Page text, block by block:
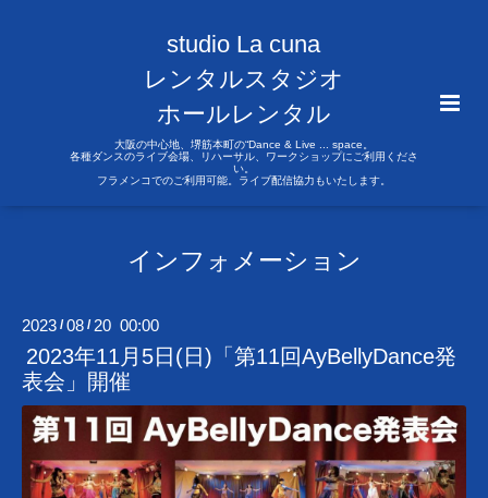
studio La cuna
レンタルスタジオ
ホールレンタル
大阪の中心地、堺筋本町の“Dance & Live ... space。
各種ダンスのライブ会場、リハーサル、ワークショップにご利用くださ
い。
フラメンコでのご利用可能。ライブ配信協力もいたします。
インフォメーション
2023 /08 / 20 00:00
2023年11月5日(日)「第11回AyBellyDance発
表会」開催